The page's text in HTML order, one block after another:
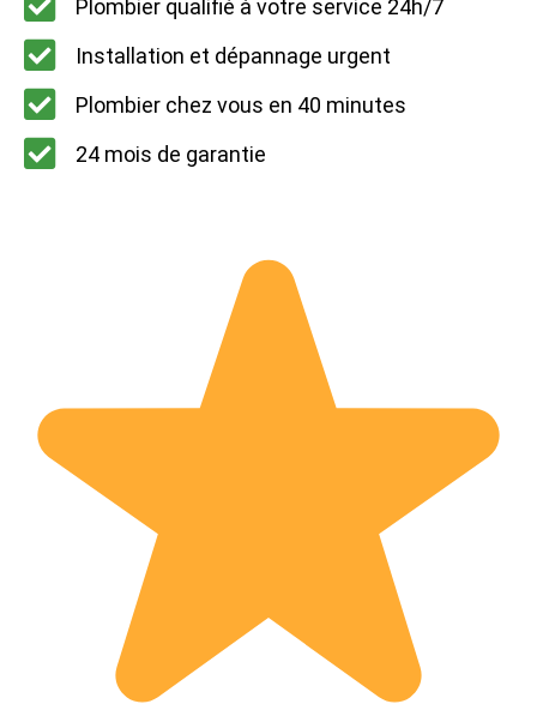
Plombier qualifié à votre service 24h/7
Installation et dépannage urgent
Plombier chez vous en 40 minutes
24 mois de garantie